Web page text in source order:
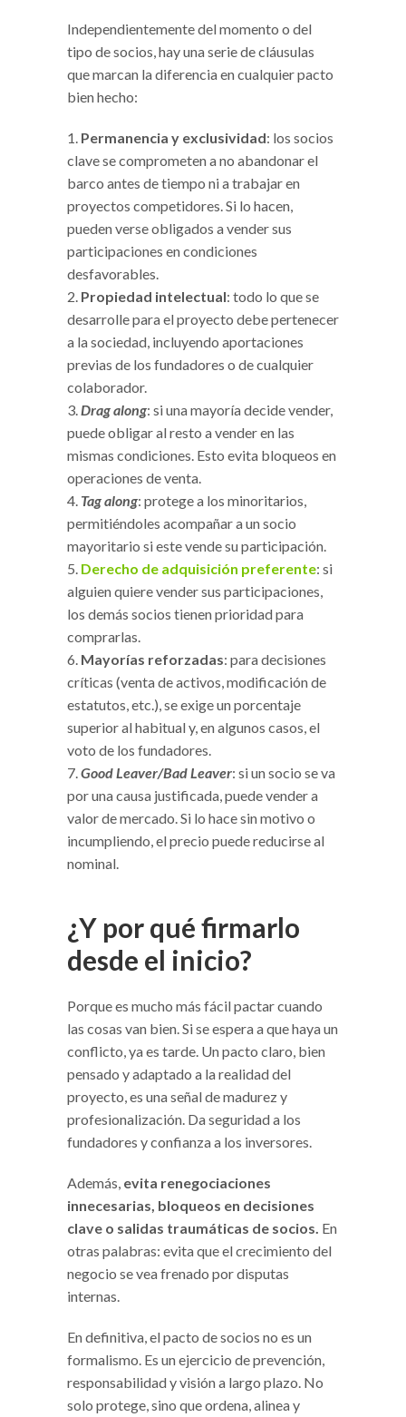
Independientemente del momento o del
tipo de socios, hay una serie de cláusulas
que marcan la diferencia en cualquier pacto
bien hecho:
Permanencia y exclusividad: los socios
clave se comprometen a no abandonar el
barco antes de tiempo ni a trabajar en
proyectos competidores. Si lo hacen,
pueden verse obligados a vender sus
participaciones en condiciones
desfavorables.
Propiedad intelectual: todo lo que se
desarrolle para el proyecto debe pertenecer
a la sociedad, incluyendo aportaciones
previas de los fundadores o de cualquier
colaborador.
Drag along: si una mayoría decide vender,
puede obligar al resto a vender en las
mismas condiciones. Esto evita bloqueos en
operaciones de venta.
Tag along: protege a los minoritarios,
permitiéndoles acompañar a un socio
mayoritario si este vende su participación.
Derecho de adquisición preferente: si
alguien quiere vender sus participaciones,
los demás socios tienen prioridad para
comprarlas.
Mayorías reforzadas: para decisiones
críticas (venta de activos, modificación de
estatutos, etc.), se exige un porcentaje
superior al habitual y, en algunos casos, el
voto de los fundadores.
Good Leaver/Bad Leaver: si un socio se va
por una causa justificada, puede vender a
valor de mercado. Si lo hace sin motivo o
incumpliendo, el precio puede reducirse al
nominal.
¿Y por qué firmarlo
desde el inicio?
Porque es mucho más fácil pactar cuando
las cosas van bien. Si se espera a que haya un
conflicto, ya es tarde. Un pacto claro, bien
pensado y adaptado a la realidad del
proyecto, es una señal de madurez y
profesionalización. Da seguridad a los
fundadores y confianza a los inversores.
Además, evita renegociaciones
innecesarias, bloqueos en decisiones
clave o salidas traumáticas de socios. En
otras palabras: evita que el crecimiento del
negocio se vea frenado por disputas
internas.
En definitiva, el pacto de socios no es un
formalismo. Es un ejercicio de prevención,
responsabilidad y visión a largo plazo. No
solo protege, sino que ordena, alinea y